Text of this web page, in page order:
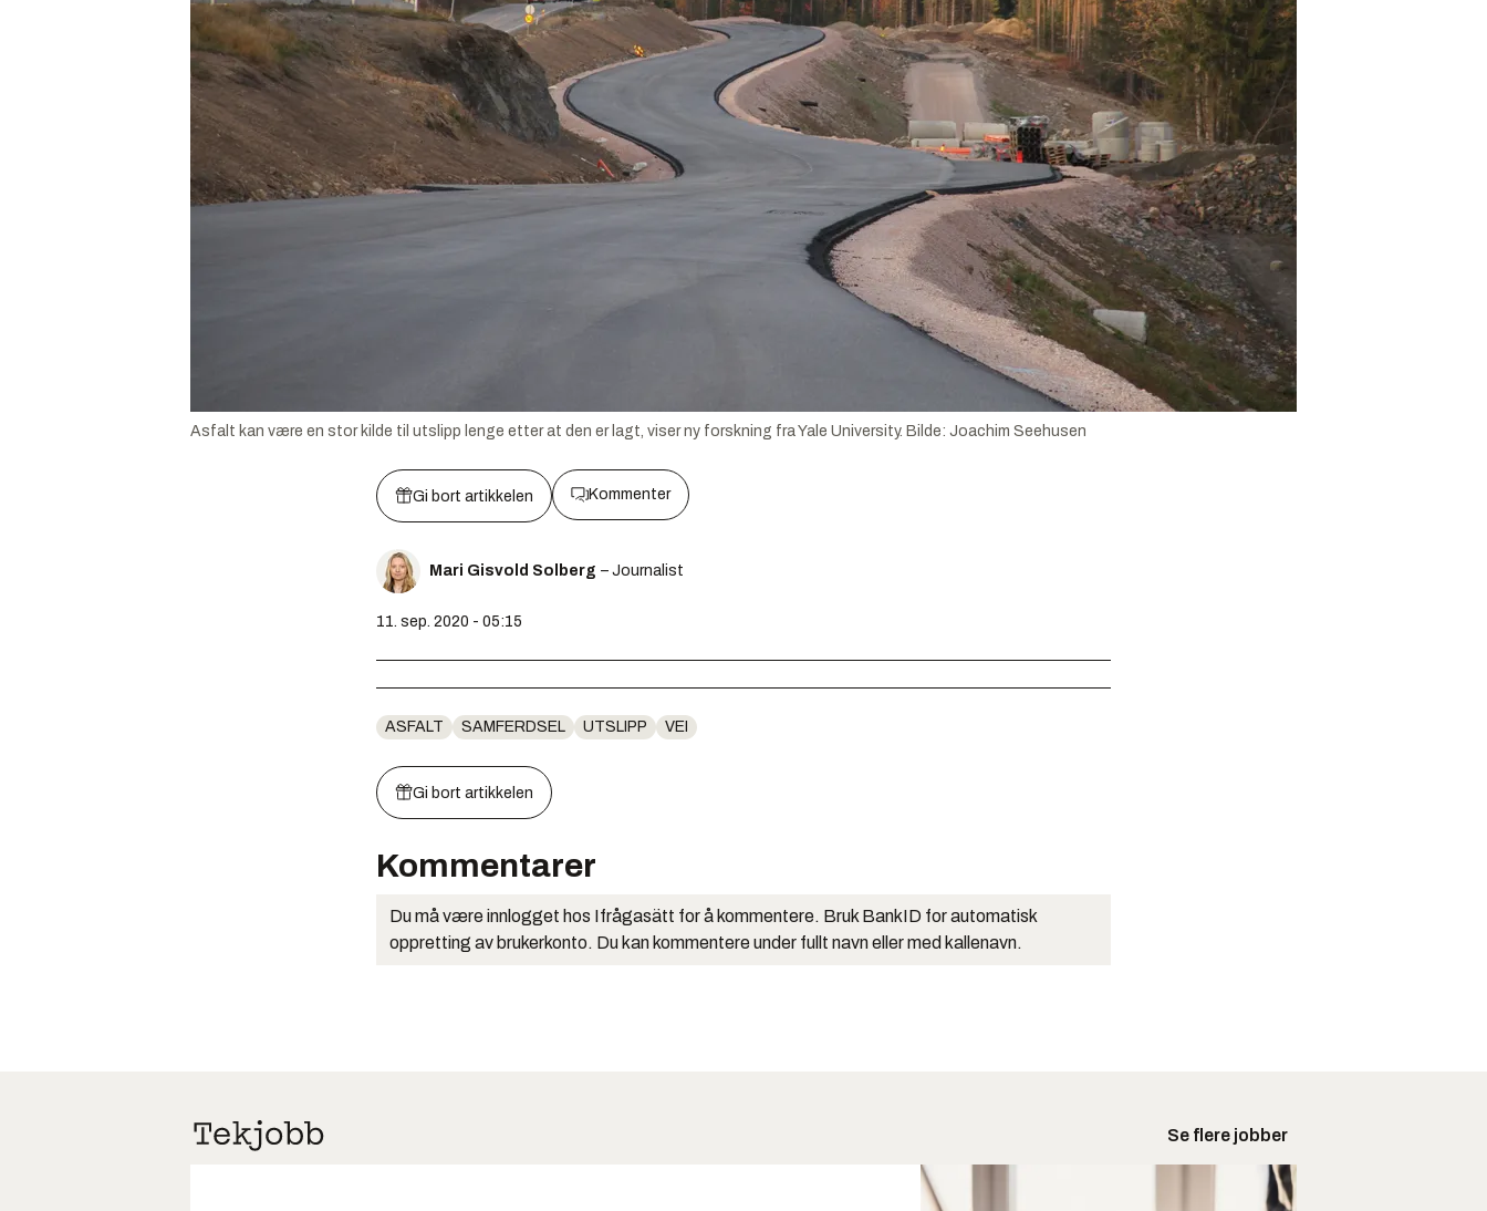
Asfalt kan være en stor kilde til utslipp lenge etter at den er lagt, viser ny forskning fra Yale University. Bilde: Joachim Seehusen
Gi bort artikkelen Kommenter
Mari Gisvold Solberg – Journalist
11. sep. 2020 - 05:15
ASFALT SAMFERDSEL UTSLIPP VEI
Gi bort artikkelen
Kommentarer
Du må være innlogget hos Ifrågasätt for å kommentere. Bruk BankID for automatisk
oppretting av brukerkonto. Du kan kommentere under fullt navn eller med kallenavn.
Se flere jobber